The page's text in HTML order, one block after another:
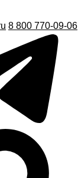
8 800 770-09-06